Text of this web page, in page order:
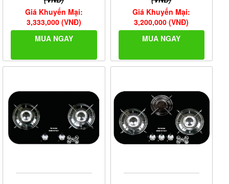
Giá Khuyến Mại:
3,333,000 (VNĐ)
MUA NGAY
Giá Khuyến Mại:
3,200,000 (VNĐ)
MUA NGAY